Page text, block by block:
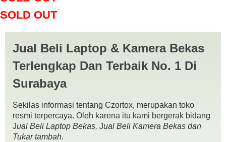
SOLD OUT
Jual Beli Laptop & Kamera Bekas
Terlengkap Dan Terbaik No. 1 Di
Surabaya
Sekilas informasi tentang Czortox, merupakan toko
resmi terpercaya. Oleh karena itu kami bergerak bidang
Jual Beli Laptop Bekas, Jual Beli Kamera Bekas dan
Tukar tambah.